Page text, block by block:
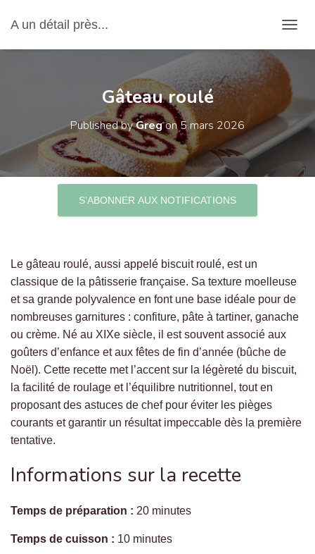
A un détail près...
Gâteau roulé
Published byGregon5 mars 2026
S’ABONNER AUX NOTIFICATIONS
Le gâteau roulé, aussi appelé biscuit roulé, est un
classique de la pâtisserie française. Sa texture moelleuse
et sa grande polyvalence en font une base idéale pour de
nombreuses garnitures : confiture, pâte à tartiner, ganache
ou crème. Né au XIXe siècle, il est souvent associé aux
goûters d’enfance et aux fêtes de fin d’année (bûche de
Noël). Cette recette met l’accent sur la légèreté du biscuit,
la facilité de roulage et l’équilibre nutritionnel, tout en
proposant des astuces de chef pour éviter les pièges
courants et garantir un résultat impeccable dès la première
tentative.
Informations sur la recette
Temps de préparation : 20 minutes
Temps de cuisson : 10 minutes